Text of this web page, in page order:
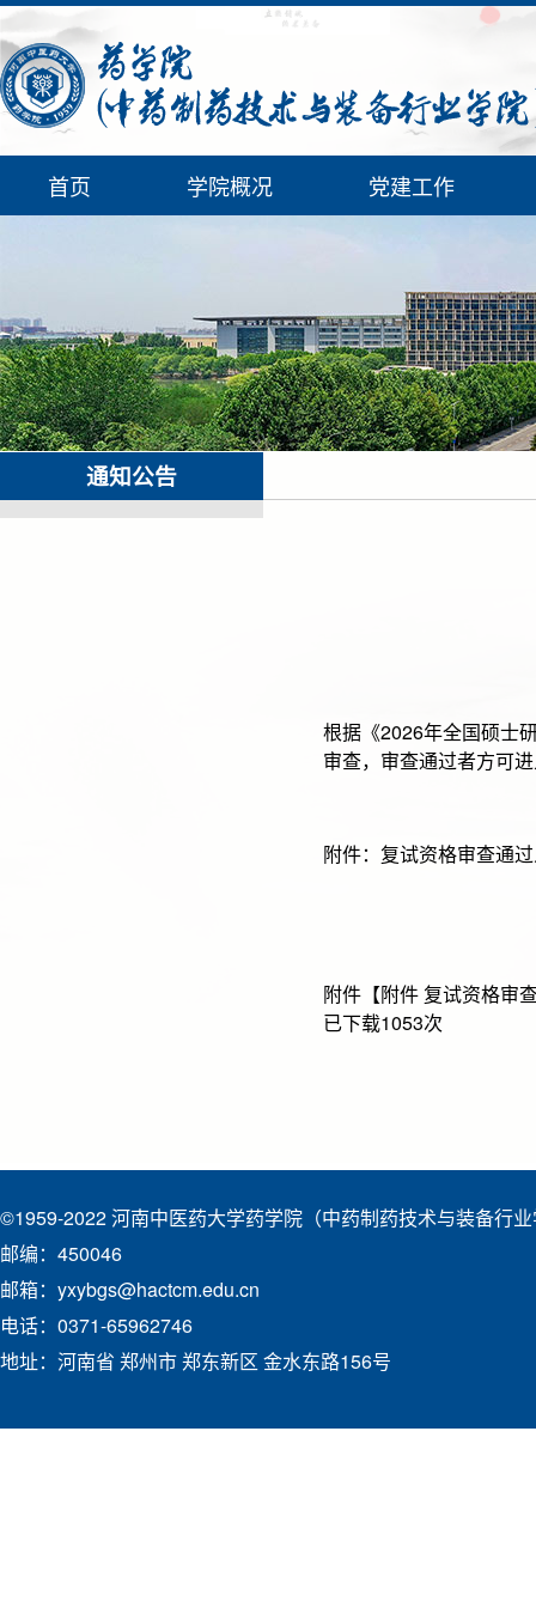
首页 学院概况 党建工作
通知公告
根据《2026年全国硕士
审查，审查通过者方可
附件：复试资格审查通
附件【附件 复试资格审
已下载1053次
©1959-2022 河南中医药大学药学院（中药制药技术与装备行
邮编：450046
邮箱：yxybgs@hactcm.edu.cn
电话：0371-65962746
地址：河南省 郑州市 郑东新区 金水东路156号